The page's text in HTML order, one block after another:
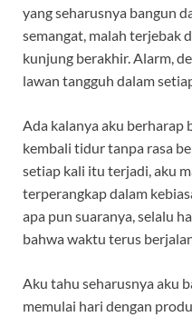
yang seharusnya bangun
semangat, malah terjebak
kunjung berakhir. Alarm,
lawan tangguh dalam
Ada kalanya aku berharap
kembali tidur tanpa rasa
setiap kali itu terjadi, aku
terperangkap dalam
apa pun suaranya, selalu
bahwa waktu terus
Aku tahu seharusnya aku
memulai hari dengan